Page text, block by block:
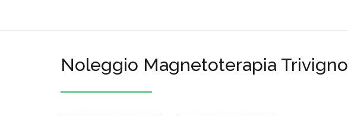
Noleggio Magnetoterapia Trivigno